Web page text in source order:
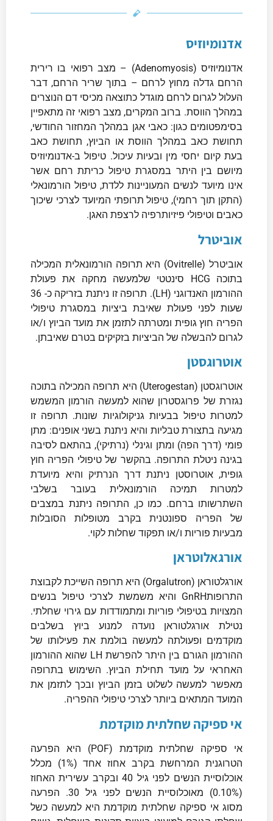
אדנומיוזיס
אדנומיוזיס (Adenomyosis) – מצב רפואי בו רירית
הרחם גדלה מחוץ לרחם – בתוך שריר הרחם, דבר
העלול לגרום לרחם מוגדל כתוצאה מכיסי דם הנוצרים
במהלך הווסת. ברוב המקרים, מצב רפואי זה מתאפיין
בסימפטומים כגון: כאבי אגן במהלך המחזור החודשי,
תחושת כאב במהלך הווסת או הביוץ, תחושת כאב
בעת קיום יחסי מין ובעיות עיכול. טיפול ב-אדנומיוזיס
מיושם בין היתר במסגרת טיפול כריתת רחם אשר
אינו מיועד לנשים המעוניינות ללדת, טיפול הורמונאלי
(התקן תוך רחמי), טיפול תרופתי המיועד לצרכי שיכוך
כאבים וטיפולי פיזיותרפיה לרצפת האגן.
אוביטרל
אוביטרל (Ovitrelle) היא תרופה הורמונאלית המכילה
בתוכה HCG סינטטי שלמעשה מחקה את פעולת
ההורמון האנדוגני (LH). תרופה זו ניתנת בזריקה כ- 36
שעות לפני פעולת שאיבת ביציות במסגרת טיפולי
הפריה חוץ גופית ומטרתה לתזמן את מועד הביוץ ו/או
לגרום להבשלה של הביציות בזקיקים בטרם שאיבתן.
אוטרוגסטן
אוטרוגסטן (Uterogestan) היא תרופה המכילה בתוכה
נגזרת של פרוגסטרון שהוא למעשה הורמון המשמש
למטרות טיפול בבעיות גניקולוגיות שונות. תרופה זו
מגיעה בתצורת טבליות והיא ניתנת בשני אופנים: מתן
פומי (דרך הפה) ומתן וגינלי (נרתיקי), בהתאם לסיבה
בגינה ניטלת התרופה. בהקשר של טיפולי הפריה חוץ
גופית, אוטרוסטן ניתנת דרך הנרתיק והיא מיועדת
למטרות תמיכה הורמונאלית בעובר בשלבי
השתרשותו ברחם. כמו כן, התרופה ניתנת במצבים
של הפריה ספונטנית בקרב מטופלות הסובלות
מבעיות פוריות ו/או תפקוד שחלות לקוי.
אורגאלוטראן
אורגלטוראן (Orgalutron) היא תרופה השייכת לקבוצת
התרופותGnRH והיא משמשת לצרכי טיפול בנשים
המצויות בטיפולי פוריות ומתמודדות עם גירוי שחלתי.
נטילת אורגלטוראן נועדה למנוע ביוץ בשלבים
מוקדמים ופעולתה למעשה בולמת את פעילותו של
ההורמון הגורם בין היתר להפרשת LH שהוא ההורמון
האחראי על מועד תחילת הביוץ. השימוש בתרופה
מאפשר למעשה לשלוט בזמן הביוץ ובכך לתזמן את
המועד המתאים ביותר לצרכי טיפולי ההפריה.
אי ספיקה שחלתית מוקדמת
אי ספיקה שחלתית מוקדמת (POF) היא הפרעה
הטרוגנית המרחשת בקרב אחוז אחד (1%) מכלל
אוכלוסיית הנשים לפני גיל 40 ובקרב עשירית האחוז
(0.10%) מאוכלוסיית הנשים לפני גיל 30. הפרעה
מסוג אי ספיקה שחלתית מוקדמת היא למעשה כשל